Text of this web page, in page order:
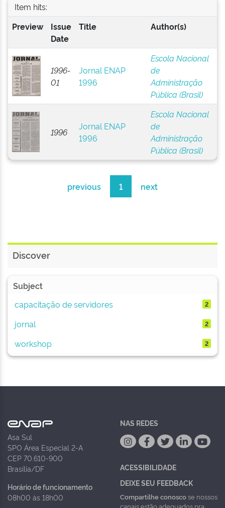
Item hits:
Preview
Issue
Date
Title Author(s)
1996-
01
Jornal ENAP
1996
Escola Nacional
de
Administração
Pública (Brasil)
1996
Jornal ENAP
1996
Escola Nacional
de
Administração
Pública (Brasil)
previous 1 next
Discover
Subject
capacitação de servidores
2
jornal 2
workshop 2
Asa Sul
SPO Área Especial 2-A
CEP 70.610-900
Brasília/DF
Horário de funcionamento
08h00 às 18h00
NAS REDES
ACESSIBILIDADE
DEIXE SEU FEEDBACK
Compartilhe conoscose nossos
canais estão adequados pra